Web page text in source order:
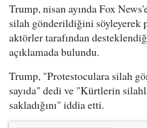
Trump, nisan ayında Fox
silah gönderildiğini söyleyerek
aktörler tarafından
açıklamada bulundu.
Trump, "Protestoculara silah
sayıda" dedi ve "Kürtlerin
sakladığını" iddia etti.